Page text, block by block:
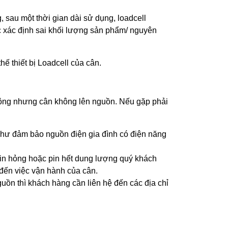
một thời gian dài sử dụng, loadcell
định sai khối lượng sản phẩm/ nguyên
thiết bị Loadcell của cân.
nhưng cân không lên nguồn. Nếu gặp phải
đảm bảo nguồn điện gia đình có điện năng
hỏng hoặc pin hết dung lượng quý khách
việc vận hành của cân.
thì khách hàng cần liên hệ đến các địa chỉ